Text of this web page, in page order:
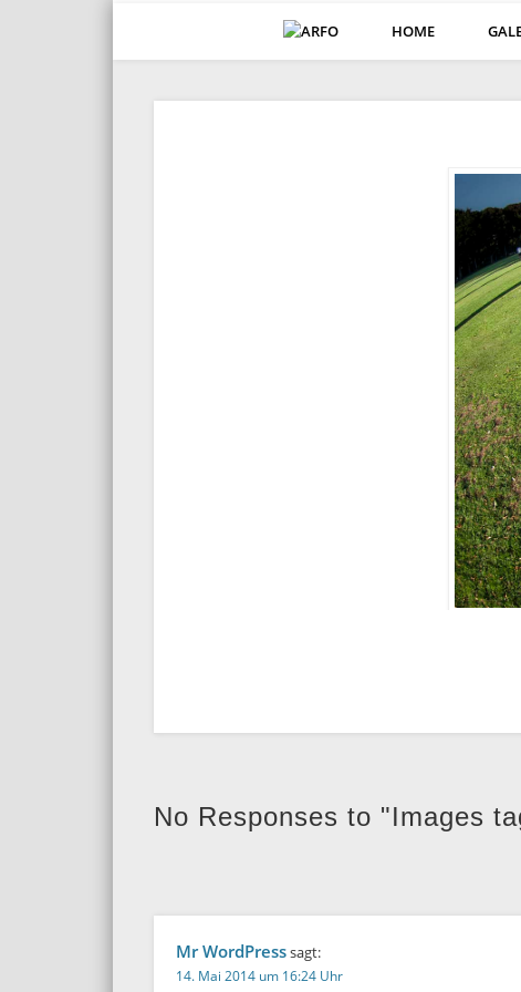
HOME
No Responses to "Images
Mr WordPresssagt:
14. Mai 2014 um 16:24 Uhr